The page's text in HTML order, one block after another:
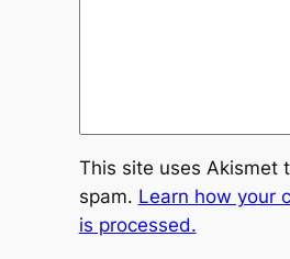
This site uses Akismet
spam. Learn how your
is processed.